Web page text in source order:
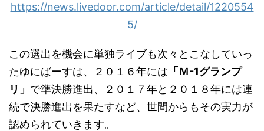
https://news.livedoor.com/article/detail/1220554
5/
この選出を機会に単独ライブも次々とこなしていっ
たゆにばーすは、２０１６年には 「Ｍ-1グランプ
リ」 で準決勝進出、２０１７年と２０１８年には連
続で決勝進出を果たすなど、世間からもその実力が
認められていきます。